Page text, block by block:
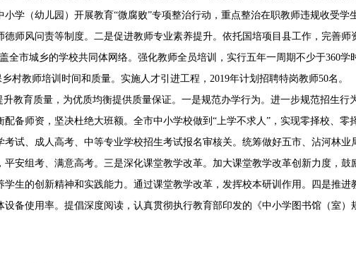
学（幼儿园）开展教育“微腐败”专项整治行动，重点整治在职教师违规收受学
师风问责等制度。二是促进教师专业素养提升。依托国培项目县工作，完善师
全市城乡的学校共同体网络。强化教师全员培训，实行五年一周期不少于360
村教师培训时间和质量。实施人才引进工程，2019年计划招聘特岗教师50名。
教育质量，为优质均衡提供质量保证。一是规范办学行为。进一步规范招生行
备师资，坚决杜绝大班额。全市中小学校做到“上学不求人”，实现零择校、零
试、成人高考、中等专业学校招生考试报名审核关。统筹做好五市、沾河林
安组考、满意高考。三是深化课堂教学改革。加大课堂教学改革创新力度，
生的创新精神和实践能力。通过课堂教学改革，发挥校本研训作用。四是推
备使用率。提倡深度阅读，认真贯彻执行教育部印发的《中小学图书馆（室）